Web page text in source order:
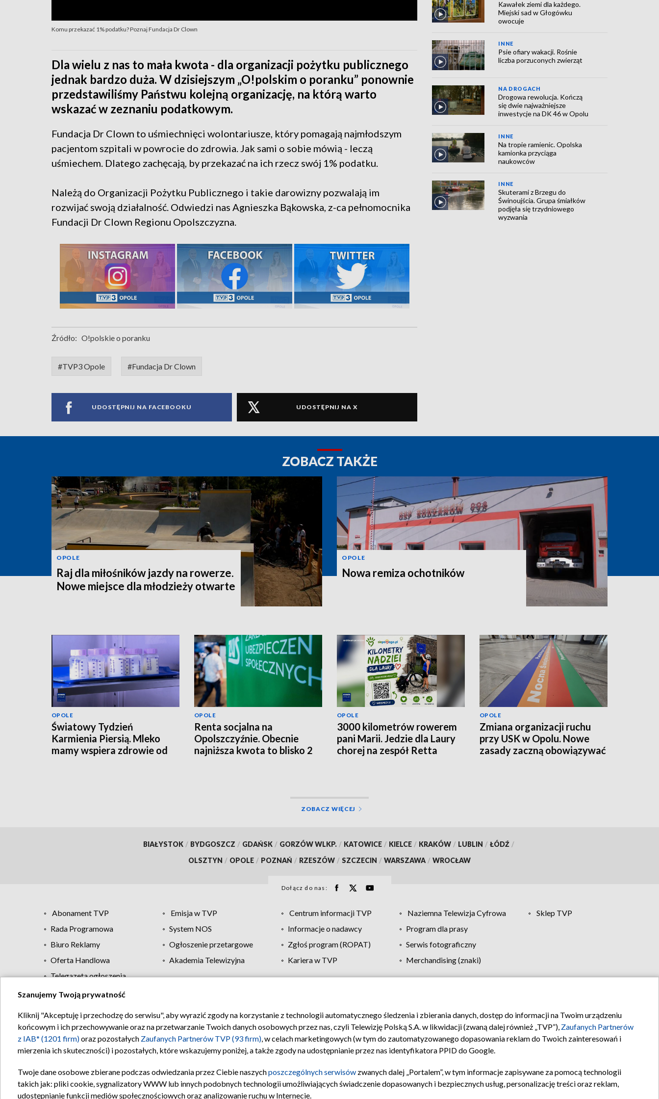
Komu przekazać 1% podatku? Poznaj Fundacja Dr Clown
Dla wielu z nas to mała kwota - dla organizacji pożytku publicznego
jednak bardzo duża. W dzisiejszym „O!polskim o poranku” ponownie
przedstawiliśmy Państwu kolejną organizację, na którą warto
wskazać w zeznaniu podatkowym.
Fundacja Dr Clown to uśmiechnięci wolontariusze, który pomagają najmłodszym
pacjentom szpitali w powrocie do zdrowia. Jak sami o sobie mówią - leczą
uśmiechem. Dlatego zachęcają, by przekazać na ich rzecz swój 1% podatku.
Należą do Organizacji Pożytku Publicznego i takie darowizny pozwalają im
rozwijać swoją działalność. Odwiedzi nas Agnieszka Bąkowska, z-ca pełnomocnika
Fundacji Dr Clown Regionu Opolszczyzna.
Źródło: O!polskie o poranku
#TVP3 Opole #Fundacja Dr Clown
UDOSTĘPNIJ NA FACEBOOKU UDOSTĘPNIJ NA X
Kawałek ziemi dla każdego.
Miejski sad w Głogówku
owocuje
INNE
Psie ofiary wakacji. Rośnie
liczba porzuconych zwierząt
NA DROGACH
Drogowa rewolucja. Kończą
się dwie najważniejsze
inwestycje na DK 46 w Opolu
INNE
Na tropie ramienic. Opolska
kamionka przyciąga
naukowców
INNE
Skuterami z Brzegu do
Świnoujścia. Grupa śmiałków
podjęła się trzydniowego
wyzwania
ZOBACZ TAKŻE
OPOLE
Raj dla miłośników jazdy na rowerze.
Nowe miejsce dla młodzieży otwarte
OPOLE
Nowa remiza ochotników
OPOLE
Światowy Tydzień
Karmienia Piersią. Mleko
mamy wspiera zdrowie od
OPOLE
Renta socjalna na
Opolszczyźnie. Obecnie
najniższa kwota to blisko 2
OPOLE
3000 kilometrów rowerem
pani Marii. Jedzie dla Laury
chorej na zespół Retta
OPOLE
Zmiana organizacji ruchu
przy USK w Opolu. Nowe
zasady zaczną obowiązywać
ZOBACZ WIĘCEJ
BIAŁYSTOK / BYDGOSZCZ / GDAŃSK / GORZÓW WLKP. / KATOWICE / KIELCE / KRAKÓW / LUBLIN / ŁÓDŹ /
OLSZTYN / OPOLE / POZNAŃ / RZESZÓW / SZCZECIN / WARSZAWA / WROCŁAW
Dołącz do nas:
Abonament TVP Emisja w TVP Centrum informacji TVP Naziemna Telewizja Cyfrowa
Sklep TVP
Rada Programowa
System NOS Informacje o nadawcy
Program dla prasy
Biuro Reklamy
Ogłoszenie przetargowe Zgłoś program (ROPAT)
Serwis fotograficzny
Oferta Handlowa
Akademia Telewizyjna Kariera w TVP
Merchandising (znaki)
Telegazeta ogłoszenia
Regulamin TVP Polityka prywatności Moje zgody Pomoc Biuro reklamy Kontakt
Szanujemy Twoją prywatność
Kliknij "Akceptuję i przechodzę do serwisu", aby wyrazić zgody na korzystanie z technologii automatycznego śledzenia i zbierania danych, dostęp do informacji na Twoim urządzeniu
końcowym i ich przechowywanie oraz na przetwarzanie Twoich danych osobowych przez nas, czyli Telewizję Polską S.A. w likwidacji (zwaną dalej również „TVP”), Zaufanych Partnerów
z IAB* (1201 firm)oraz pozostałych Zaufanych Partnerów TVP (93 firm), w celach marketingowych (w tym do zautomatyzowanego dopasowania reklam do Twoich zainteresowań i
mierzenia ich skuteczności) i pozostałych, które wskazujemy poniżej, a także zgody na udostępnianie przez nas identyfikatora PPID do Google.
Twoje dane osobowe zbierane podczas odwiedzania przez Ciebie naszychposzczególnych serwisów zwanych dalej „Portalem”, w tym informacje zapisywane za pomocą technologii
takich jak: pliki cookie, sygnalizatory WWW lub innych podobnych technologii umożliwiających świadczenie dopasowanych i bezpiecznych usług, personalizację treści oraz reklam,
udostępnianie funkcji mediów społecznościowych oraz analizowanie ruchu w Internecie.